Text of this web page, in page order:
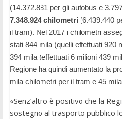
(14.372.831 per gli autobus e
7.348.924 chilometri (6.439.440
il tram). Nel 2017 i chilometri
stati 844 mila (quelli effettuati 920
394 mila (effettuati 6 milioni 439
Regione ha quindi aumentato la
mila chilometri per il tram e 45
«Senz’altro è positivo che la
sostegno al trasporto pubblico